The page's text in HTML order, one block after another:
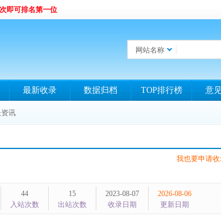
即可排名第一位
网站名称
最新收录 数据归档 TOP排行榜 意
讯
我也要申请
44
入站次数
15
出站次数
2023-08-07
收录日期
2026-08-06
更新日期